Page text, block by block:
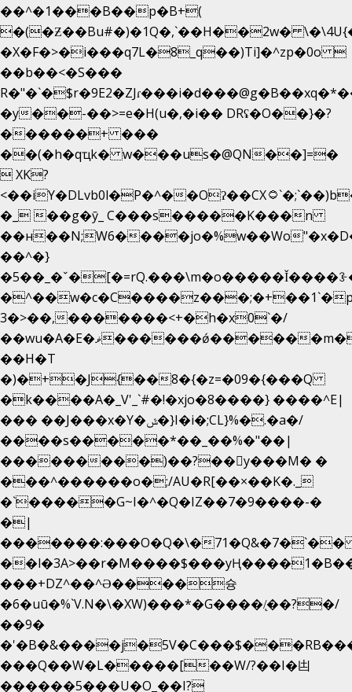
��^�1���B��p�B+(
�(�Ƶ��Bu#�)�1Q�,`��H��2w�
�X�F�>�i���q7L�8_q��)Ti]�^zp�0o 
��b��<�S���
�y��-��>=e�H(u�,�i�� DRʢ�O��}�?
������+ ���
��(�h�qҵk� w���us�@QN��]=�
 XK?
<��iY�DLvb0l�P�^��Oʔ��CX۝`�;`��)b���'�p�&v5(�
�_ ��g�ӯ_ C���s�����K���n
��н��N;W6����jo�%w��Wo
��^�}
�5��
3�>��,�������<+�h�x0`�/
��wu�A�E�ޥ������ǿ������m��d�C��9��e�D��1�2�/
��H�T
�)�+�J{��8�{�z=�09�{���Q
�k����A�_V'_`#�!�xjo�8����} ����^E|
��� ��J���x�Y�ݜ�}I�i�;CL}%�.�a�/
����s�����*��_��%�"��|
���������)��?��򥞾y���M� �
���^������o�;/AU�R[��×��K�._
�`�����G~I�^�Q�IZ��7�9����-�
�|
�������:���O�Q�\�
���+DZ^��^Ə����슝
�6�uū�%`V.N�\�XW)���*�G����/̨��?�/
��9�
���Q��W�L�����[��W/?��I�凷
������5���U�O_��I?